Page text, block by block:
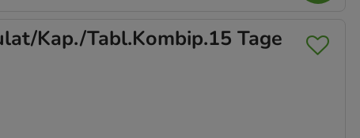
Kap./Tabl.Kombip.15 Tage